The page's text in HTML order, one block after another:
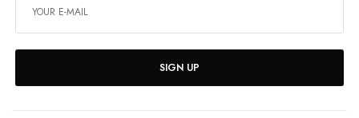
SIGN UP